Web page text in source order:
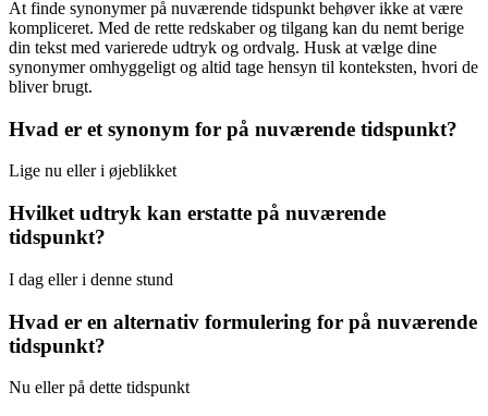
At finde synonymer på nuværende tidspunkt behøver ikke at være
kompliceret. Med de rette redskaber og tilgang kan du nemt berige
din tekst med varierede udtryk og ordvalg. Husk at vælge dine
synonymer omhyggeligt og altid tage hensyn til konteksten, hvori de
bliver brugt.
Hvad er et synonym for på nuværende tidspunkt?
Lige nu eller i øjeblikket
Hvilket udtryk kan erstatte på nuværende
tidspunkt?
I dag eller i denne stund
Hvad er en alternativ formulering for på nuværende
tidspunkt?
Nu eller på dette tidspunkt